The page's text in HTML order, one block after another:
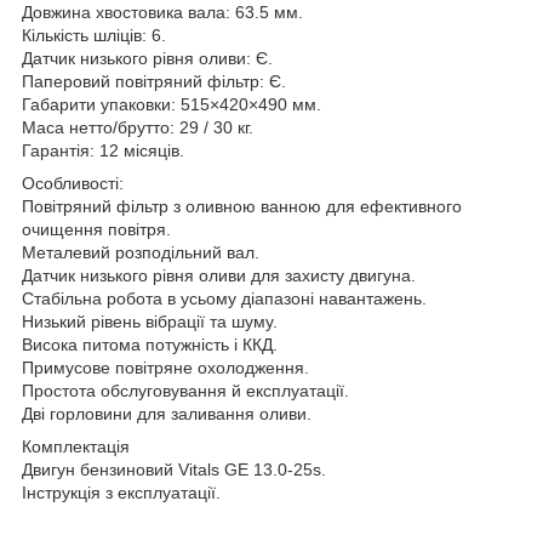
Довжина хвостовика вала: 63.5 мм.
Кількість шліців: 6.
Датчик низького рівня оливи: Є.
Паперовий повітряний фільтр: Є.
Габарити упаковки: 515×420×490 мм.
Маса нетто/брутто: 29 / 30 кг.
Гарантія: 12 місяців.
Особливості:
Повітряний фільтр з оливною ванною для ефективного
очищення повітря.
Металевий розподільний вал.
Датчик низького рівня оливи для захисту двигуна.
Стабільна робота в усьому діапазоні навантажень.
Низький рівень вібрації та шуму.
Висока питома потужність і ККД.
Примусове повітряне охолодження.
Простота обслуговування й експлуатації.
Дві горловини для заливання оливи.
Комплектація
Двигун бензиновий Vitals GE 13.0-25s.
Інструкція з експлуатації.